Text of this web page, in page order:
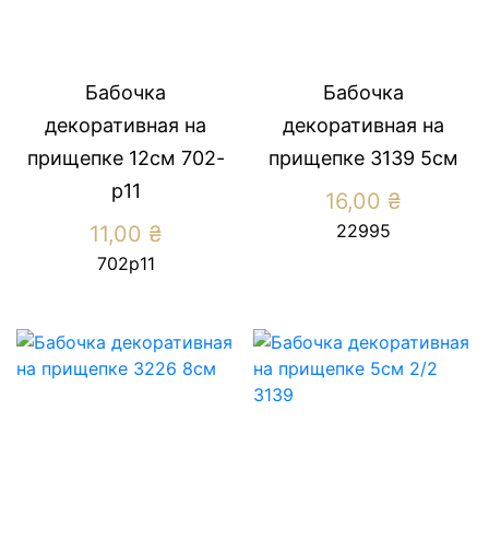
Бабочка
декоративная на
прищепке 12см 702-
р11
11,00 ₴
702р11
Бабочка
декоративная на
прищепке 3139 5см
16,00 ₴
22995